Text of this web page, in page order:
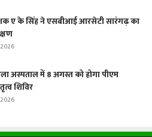
ए के सिंह ने एसबीआई आरसेटी सारंगढ़ का
अस्पताल में 8 अगस्त को होगा पीएम
शिविर